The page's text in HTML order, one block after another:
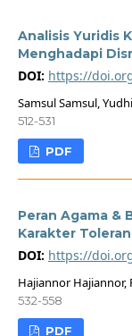
Analisis Yuridis
Menghadapi
DOI: https://
Samsul Samsul,
512-531
PDF
Peran Agama &
Karakter
DOI: https://
Hajiannor
532-558
PDF